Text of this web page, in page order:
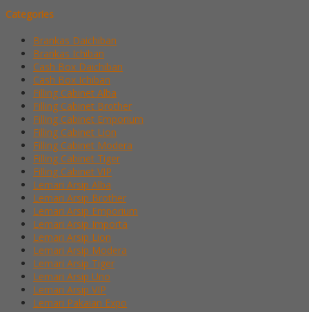
Categories
Brankas Daichiban
Brankas Ichiban
Cash Box Daichiban
Cash Box Ichiban
Filling Cabinet Alba
Filling Cabinet Brother
Filling Cabinet Emporium
Filling Cabinet Lion
Filling Cabinet Modera
Filling Cabinet Tiger
Filling Cabinet VIP
Lemari Arsip Alba
Lemari Arsip Brother
Lemari Arsip Emporium
Lemari Arsip Importa
Lemari Arsip Lion
Lemari Arsip Modera
Lemari Arsip Tiger
Lemari Arsip Uno
Lemari Arsip VIP
Lemari Pakaian Expo